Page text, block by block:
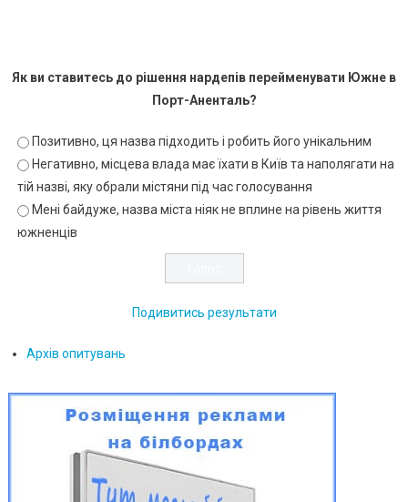
Як ви ставитесь до рішення нардепів перейменувати Южне в
Порт-Аненталь?
Позитивно, ця назва підходить і робить його унікальним
Негативно, місцева влада має їхати в Київ та наполягати на
тій назві, яку обрали містяни під час голосування
Мені байдуже, назва міста ніяк не вплине на рівень життя
южненців
Подивитись результати
Архів опитувань